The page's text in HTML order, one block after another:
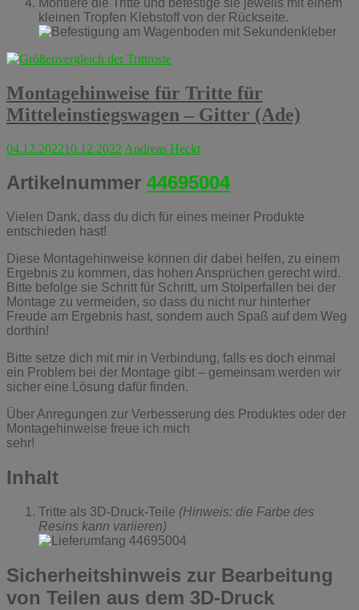
kleinen Tropfen Klebstoff von der Rückseite.
Montagehinweise für Tritte für
Mitteleinstiegswagen – Gitter (Ade)
04.12.202210.12.2022 Andreas Heckt
Artikelnummer 44695004
Vielen Dank, dass du dich für eines meiner Produkte
entschieden hast!
Diese Montagehinweise können dir dabei helfen, zu einem
Ergebnis zu kommen, das hohen Ansprüchen gerecht wird.
Bitte befolge sie Schritt für Schritt, um Stolperfallen bei der
Montage zu vermeiden, so dass du nicht nur hinterher
Freude am Ergebnis hast, sondern auch Spaß auf dem Weg
dorthin!
Bitte setze dich mit mir in Verbindung, falls es doch einmal
ein Problem bei der Montage gibt – gemeinsam werden wir
sicher eine Lösung dafür finden.
Über Anregungen zur Verbesserung des Produktes oder der
Montagehinweise freue ich mich
sehr!
Inhalt
Tritte als 3D-Druck-Teile (Hinweis: die Farbe des
Resins kann variieren)
Sicherheitshinweis zur Bearbeitung
von Teilen aus dem 3D-Druck